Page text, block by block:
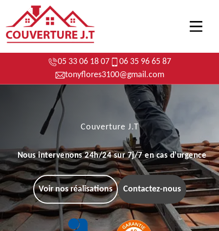
05 33 06 18 07
06 35 96 65 87
tonyflores3100@gmail.com
Couverture J.T
Nous intervenons 24h/24 sur 7j/7 en cas d'urgence
Voir nos réalisations Contactez-nous